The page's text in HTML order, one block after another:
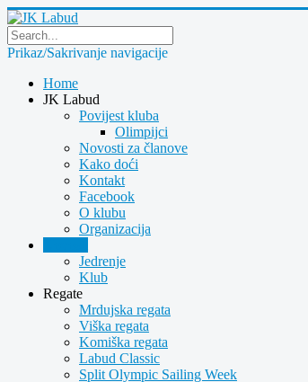
Prikaz/Sakrivanje navigacije
Home
JK Labud
Povijest kluba
Olimpijci
Novosti za članove
Kako doći
Kontakt
Facebook
O klubu
Organizacija
Jedrenje
Klub
Regate
Mrdujska regata
Viška regata
Komiška regata
Labud Classic
Split Olympic Sailing Week